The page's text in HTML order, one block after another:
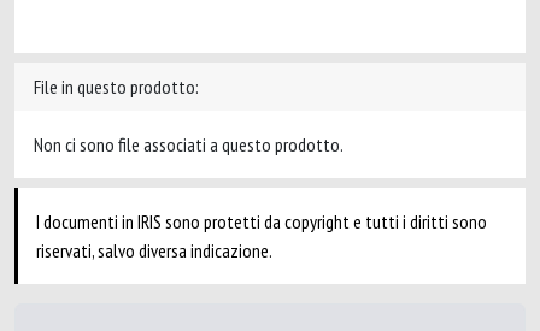
File in questo prodotto:
Non ci sono file associati a questo prodotto.
I documenti in IRIS sono protetti da copyright e tutti i diritti sono
riservati, salvo diversa indicazione.